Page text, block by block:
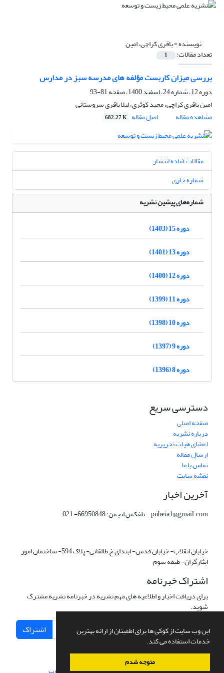
این وب سایت از کوکی ها برای اطمینان از ارائه بهترین
خدمات استفاده می کند.
متوجه شدم
نویسنده =باقری کراچی، امین
تعداد مقالات: 1
بررسی میزان کاربست مؤلفه های مدرسه سبز در مدارس
دوره 12، شماره 24، اسفند 1400، صفحه
81-93
امین باقری کراچی، مجید کوثری، لیلا باقری سروستانی
مشاهده مقاله
اصل مقاله 682.27 K
مقالات آماده انتشار
شماره جاری
شماره‌های پیشین نشریه
دوره 15 (1403)
دوره 13 (1401)
دوره 12 (1400)
دوره 11 (1399)
دوره 10 (1398)
دوره 9 (1397)
دوره 8 (1396)
دسترسی سریع
صفحه اصلی
درباره نشریه
اعضای هیات تحریریه
ارسال مقاله
تماس با ما
نقشه سایت
آخرین اخبار
pubeia1@gmail.com تلفکس انجمن: 66950848- 021
خیابان انقلاب- خیابان قدس- ابتدای خ طالقانی- پلاک 594- ساختمان امور
ایثارگران- طبقه سوم
اشتراک خبرنامه
برای دریافت اخبار و اطلاعیه های مهم نشریه در خبرنامه نشریه مشترک
شوید.
اشتراک